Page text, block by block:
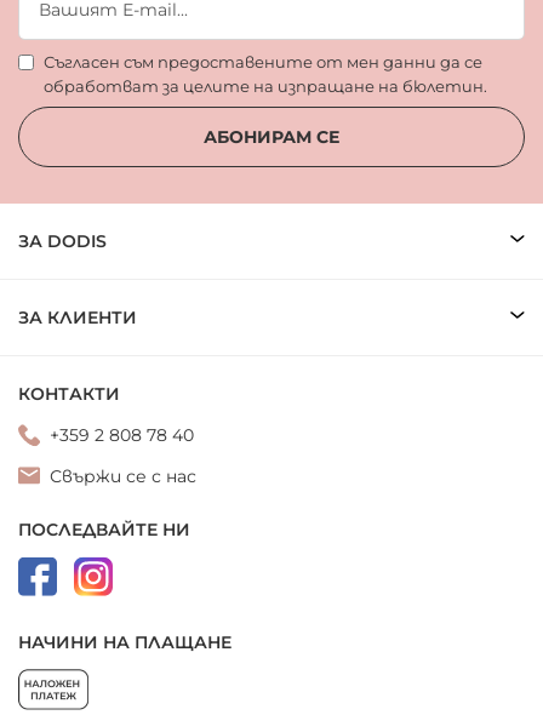
Съгласен съм предоставените от мен данни да се
обработват за целите на изпращане на бюлетин.
АБОНИРАМ СЕ
ЗА DODIS
ЗА КЛИЕНТИ
КОНТАКТИ
+359 2 808 78 40
Свържи се с нас
ПОСЛЕДВАЙТЕ НИ
НАЧИНИ НА ПЛАЩАНЕ